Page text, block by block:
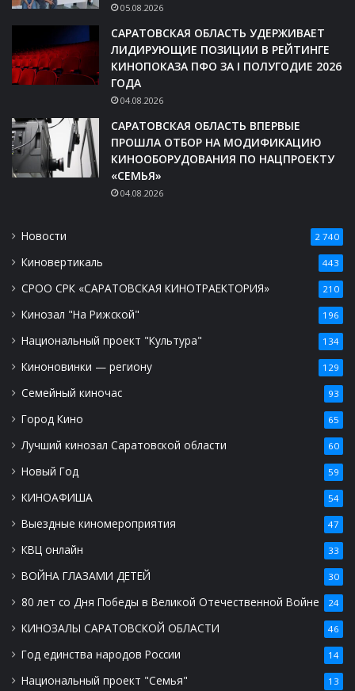
05.08.2026
САРАТОВСКАЯ ОБЛАСТЬ УДЕРЖИВАЕТ
ЛИДИРУЮЩИЕ ПОЗИЦИИ В РЕЙТИНГЕ
КИНОПОКАЗА ПФО ЗА I ПОЛУГОДИЕ 2026
ГОДА
04.08.2026
САРАТОВСКАЯ ОБЛАСТЬ ВПЕРВЫЕ
ПРОШЛА ОТБОР НА МОДИФИКАЦИЮ
КИНООБОРУДОВАНИЯ ПО НАЦПРОЕКТУ
«СЕМЬЯ»
04.08.2026
Новости 2 740
Киновертикаль 443
СРОО СРК «САРАТОВСКАЯ КИНОТРАЕКТОРИЯ» 210
Кинозал "На Рижской" 196
Национальный проект "Культура" 134
Киноновинки — региону 129
Семейный киночас 93
Город Кино 65
Лучший кинозал Саратовской области 60
Новый Год 59
КИНОАФИША 54
Выездные киномероприятия 47
КВЦ онлайн 33
ВОЙНА ГЛАЗАМИ ДЕТЕЙ 30
80 лет со Дня Победы в Великой Отечественной Войне 24
КИНОЗАЛЫ САРАТОВСКОЙ ОБЛАСТИ 46
Год единства народов России 14
Национальный проект "Семья" 13